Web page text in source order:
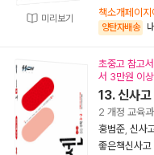
미리보기 책소개페이
양탄자배송
초중고 참고
서 3만원 이
13. 신사
2 개정 교육
홍범준 신사
좋은책신사고